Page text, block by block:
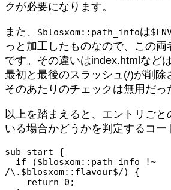
クが必要になります。
また、 $blosxom::path_infoは
っと加工したものなので、この
です。その違いはindex.htmlなど
最初と最後のスラッシュ(/)が削除
そのあたりのチェックは無用だっ
以上を踏まえると、エントリごと
いる場合かどうかを判定するコー
sub start {
/\.$blosxom::flavour$/) {